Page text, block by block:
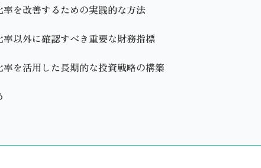
率を改善するための実践的な方法
率以外に確認すべき重要な財務指標
率を活用した長期的な投資戦略の構築